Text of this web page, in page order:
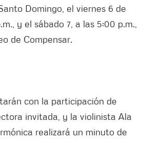
Domingo, el viernes 6 de
y el sábado 7, a las 5:00 p.m.,
de Compensar.
con la participación de
invitada, y la violinista Ala
realizará un minuto de